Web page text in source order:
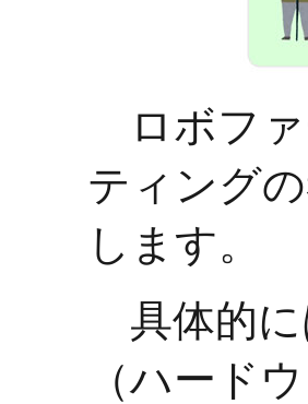
ロボファ
ティング
します。
具体的に
（ハード